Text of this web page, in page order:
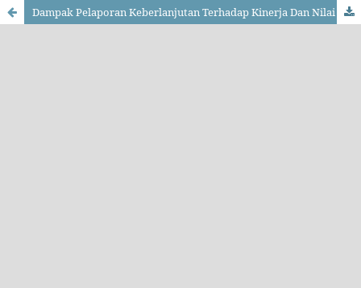
Dampak Pelaporan Keberlanjutan Terhadap Kinerja Dan Nilai Perusahaan (Studi Pada Perusahaan Manufaktur Industri Barang Konsumsi Sub Sektor Makanan Dan Minuman Di BEI Tahun 2022)